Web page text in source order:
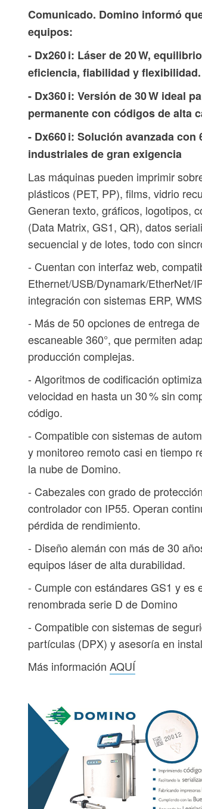
Comunicado. Domino informó
equipos:
- Dx260 i: Láser de 20 W,
eficiencia, fiabilidad y flexibilidad.
- Dx360 i: Versión de 30 W ideal
permanente con códigos de alta
- Dx660 i: Solución avanzada con
industriales de gran exigencia
Las máquinas pueden imprimir
plásticos (PET, PP), films, vidrio
Generan texto, gráficos, logotipos,
(Data Matrix, GS1, QR), datos
secuencial y de lotes, todo con
- Cuentan con interfaz web,
Ethernet/USB/Dynamark/EtherNet/
integración con sistemas ERP,
- Más de 50 opciones de entrega
escaneable 360°, que permiten
producción complejas.
- Algoritmos de codificación
velocidad en hasta un 30 % sin
código.
- Compatible con sistemas de
y monitoreo remoto casi en tiempo
la nube de Domino.
- Cabezales con grado de
controlador con IP55. Operan
pérdida de rendimiento.
- Diseño alemán con más de 30
equipos láser de alta durabilidad.
- Cumple con estándares GS1 y es
renombrada serie D de Domino
- Compatible con sistemas de
partículas (DPX) y asesoría en
Más información AQUÍ